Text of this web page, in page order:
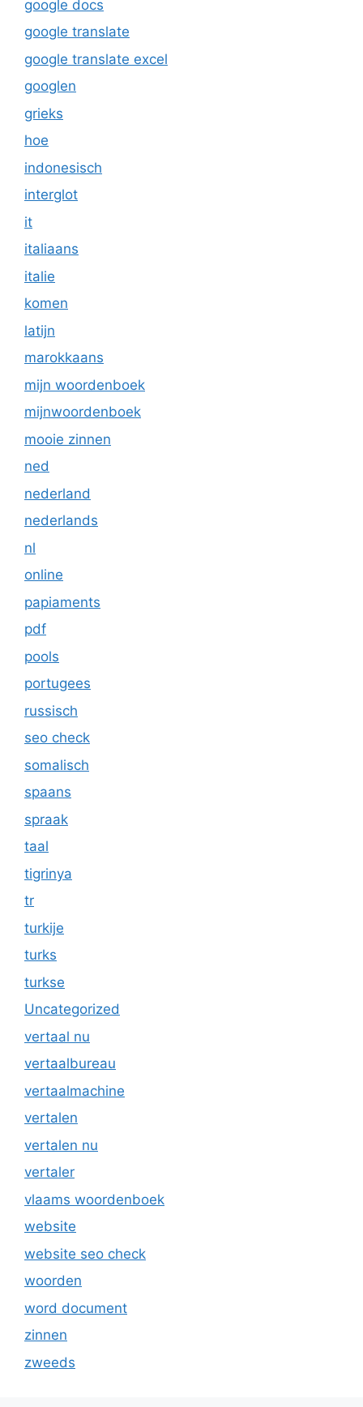
google docs
google translate
google translate excel
googlen
grieks
hoe
indonesisch
interglot
it
italiaans
italie
komen
latijn
marokkaans
mijn woordenboek
mijnwoordenboek
mooie zinnen
ned
nederland
nederlands
nl
online
papiaments
pdf
pools
portugees
russisch
seo check
somalisch
spaans
spraak
taal
tigrinya
tr
turkije
turks
turkse
Uncategorized
vertaal nu
vertaalbureau
vertaalmachine
vertalen
vertalen nu
vertaler
vlaams woordenboek
website
website seo check
woorden
word document
zinnen
zweeds